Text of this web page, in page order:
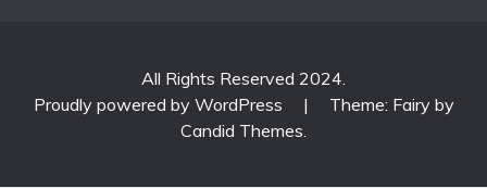
All Rights Reserved 2024.
Proudly powered by WordPress
|
Theme: Fairy by
Candid Themes